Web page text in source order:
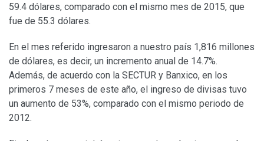
59.4 dólares, comparado con el mismo mes de 2015, que
fue de 55.3 dólares.
En el mes referido ingresaron a nuestro país 1,816 millones
de dólares, es decir, un incremento anual de 14.7%.
Además, de acuerdo con la SECTUR y Banxico, en los
primeros 7 meses de este año, el ingreso de divisas tuvo
un aumento de 53%, comparado con el mismo periodo de
2012.